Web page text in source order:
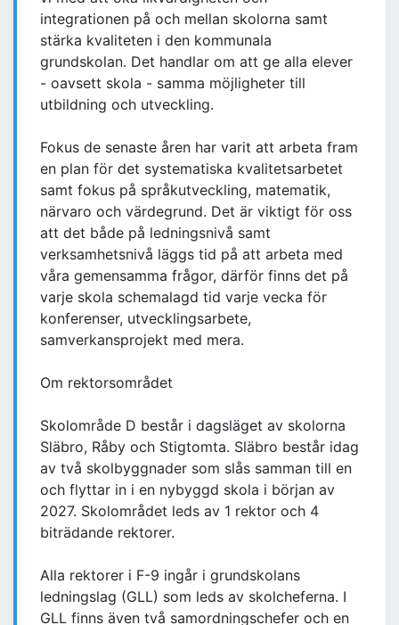
integrationen på och mellan skolorna samt
stärka kvaliteten i den kommunala
grundskolan. Det handlar om att ge alla elever
- oavsett skola - samma möjligheter till
utbildning och utveckling.
Fokus de senaste åren har varit att arbeta fram
en plan för det systematiska kvalitetsarbetet
samt fokus på språkutveckling, matematik,
närvaro och värdegrund. Det är viktigt för oss
att det både på ledningsnivå samt
verksamhetsnivå läggs tid på att arbeta med
våra gemensamma frågor, därför finns det på
varje skola schemalagd tid varje vecka för
konferenser, utvecklingsarbete,
samverkansprojekt med mera.
Om rektorsområdet
Skolområde D består i dagsläget av skolorna
Släbro, Råby och Stigtomta. Släbro består idag
av två skolbyggnader som slås samman till en
och flyttar in i en nybyggd skola i början av
2027. Skolområdet leds av 1 rektor och 4
biträdande rektorer.
Alla rektorer i F-9 ingår i grundskolans
ledningslag (GLL) som leds av skolcheferna. I
GLL finns även två samordningschefer och en